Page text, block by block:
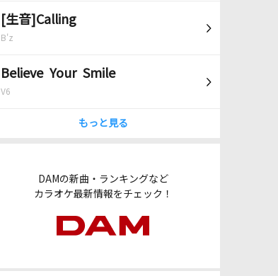
[生音]Calling
B'z
Believe Your Smile
V6
もっと見る
DAMの新曲・ランキングなど
カラオケ最新情報をチェック！